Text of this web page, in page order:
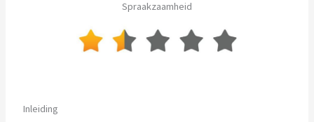
Spraakzaamheid
Inleiding